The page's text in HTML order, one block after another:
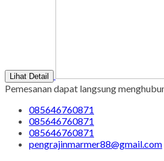
Lihat Detail
Pemesanan dapat langsung
085646760871
085646760871
085646760871
pengrajinmarmer88@gmail.com